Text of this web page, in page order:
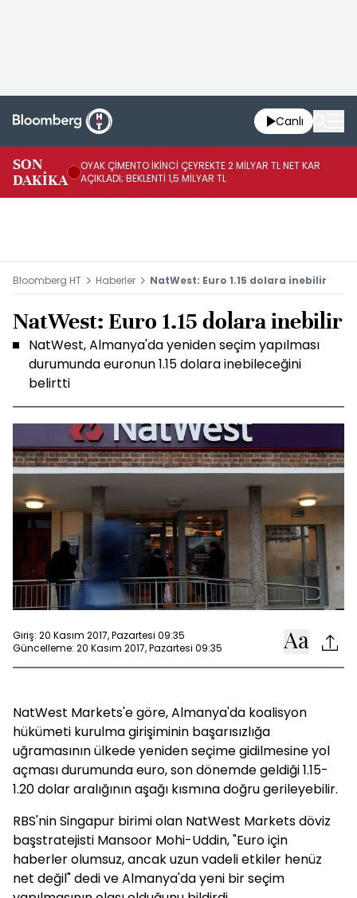
Canlı
SON
DAKİKA
OYAK ÇİMENTO İKİNCİ ÇEYREKTE 2 MİLYAR TL NET KAR
AÇIKLADI; BEKLENTİ 1,5 MİLYAR TL
Bloomberg HT Haberler NatWest: Euro 1.15 dolara inebilir
NatWest: Euro 1.15 dolara inebilir
NatWest, Almanya'da yeniden seçim yapılması
durumunda euronun 1.15 dolara inebileceğini
belirtti
Giriş: 20 Kasım 2017, Pazartesi 09:35
Güncelleme: 20 Kasım 2017, Pazartesi 09:35
NatWest Markets'e göre, Almanya'da koalisyon
hükümeti kurulma girişiminin başarısızlığa
uğramasının ülkede yeniden seçime gidilmesine yol
açması durumunda euro, son dönemde geldiği 1.15-
1.20 dolar aralığının aşağı kısmına doğru gerileyebilir.
RBS'nin Singapur birimi olan NatWest Markets döviz
başstratejisti Mansoor Mohi-Uddin, "Euro için
haberler olumsuz, ancak uzun vadeli etkiler henüz
net değil" dedi ve Almanya'da yeni bir seçim